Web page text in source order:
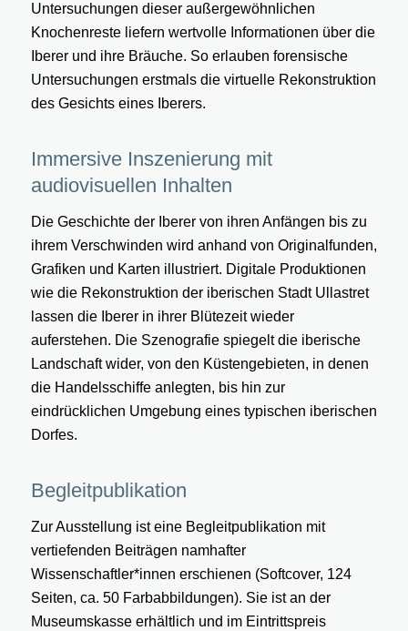
Untersuchungen dieser außergewöhnlichen
Knochenreste liefern wertvolle Informationen über die
Iberer und ihre Bräuche. So erlauben forensische
Untersuchungen erstmals die virtuelle Rekonstruktion
des Gesichts eines Iberers.
Immersive Inszenierung mit
audiovisuellen Inhalten
Die Geschichte der Iberer von ihren Anfängen bis zu
ihrem Verschwinden wird anhand von Originalfunden,
Grafiken und Karten illustriert. Digitale Produktionen
wie die Rekonstruktion der iberischen Stadt Ullastret
lassen die Iberer in ihrer Blütezeit wieder
auferstehen. Die Szenografie spiegelt die iberische
Landschaft wider, von den Küstengebieten, in denen
die Handelsschiffe anlegten, bis hin zur
eindrücklichen Umgebung eines typischen iberischen
Dorfes.
Begleitpublikation
Zur Ausstellung ist eine Begleitpublikation mit
vertiefenden Beiträgen namhafter
Wissenschaftler*innen erschienen (Softcover, 124
Seiten, ca. 50 Farbabbildungen). Sie ist an der
Museumskasse erhältlich und im Eintrittspreis